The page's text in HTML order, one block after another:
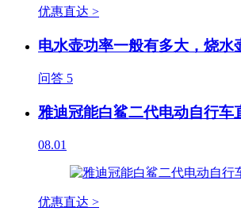
优惠直达 >
电水壶功率一般有多大，烧水
问答 5
雅迪冠能白鲨二代电动自行车
08.01
优惠直达 >